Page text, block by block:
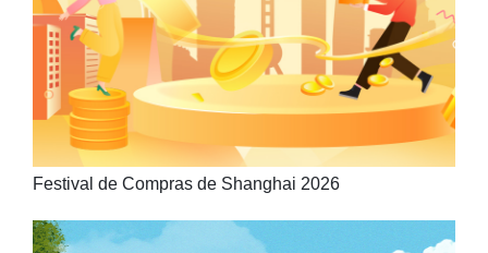
Festival de Compras de Shanghai 2026